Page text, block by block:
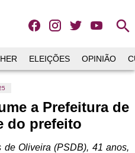
search
ELEIÇÕES OPINIÃO
a Prefeitura de
do prefeito
Oliveira (PSDB), 41 anos,